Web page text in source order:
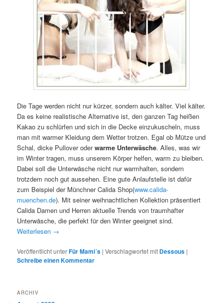
Die Tage werden nicht nur kürzer, sondern auch kälter. Viel kälter.
Da es keine realistische Alternative ist, den ganzen Tag heißen
Kakao zu schlürfen und sich in die Decke einzukuscheln, muss
man mit warmer Kleidung dem Wetter trotzen. Egal ob Mütze und
Schal, dicke Pullover oderwarme Unterwäsche. Alles, was wir
im Winter tragen, muss unserem Körper helfen, warm zu bleiben.
Dabei soll die Unterwäsche nicht nur warmhalten, sondern
trotzdem noch gut aussehen. Eine gute Anlaufstelle ist dafür
zum Beispiel der Münchner Calida Shop(www.calida-
muenchen.de). Mit seiner weihnachtlichen Kollektion präsentiert
Calida Damen und Herren aktuelle Trends von traumhafter
Unterwäsche, die perfekt für den Winter geeignet sind.
Weiterlesen →
Veröffentlicht unterFür Mami´s |Verschlagwortet mit Dessous |
Schreibe einen Kommentar
ARCHIV